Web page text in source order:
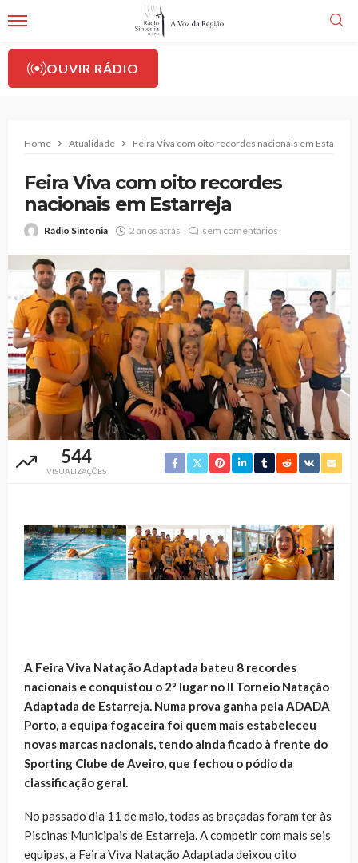
OUVIR RÁDIO
Home Atualidade Feira Viva com oito recordes nacionais em Estarreja
Feira Viva com oito recordes
nacionais em Estarreja
Rádio Sintonia 2 anos atrás sem comentários
544
VISUALIZAÇÕES
A Feira Viva Natação Adaptada bateu 8 recordes
nacionais e conquistou o 2º lugar no II Torneio Natação
Adaptada de Estarreja. Numa prova ganha pela ADADA
Porto, a equipa fogaceira foi quem mais estabeleceu
novas marcas nacionais, tendo ainda ficado à frente do
Sporting Clube de Aveiro, que fechou o pódio da
classificação geral.
No passado dia 11 de maio, todas as braçadas foram ter às
Piscinas Municipais de Estarreja. A competir com mais seis
equipas, a Feira Viva Natação Adaptada deixou oito